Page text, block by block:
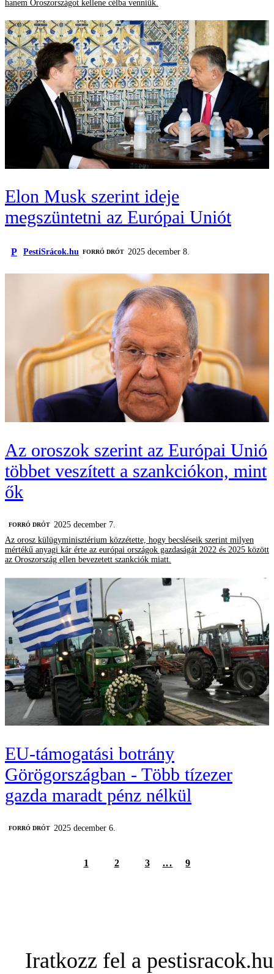
hanem Oroszországot kellene célba venniük.
Elon Musk szerint ideje
megszüntetni az Európai Uniót
P PestiSrácok.hu FORRÓ DRÓT 2025 december 8.
Az oroszok szerint az Európai Unió
többet veszített a szankciókon, mint
ők
FORRÓ DRÓT 2025 december 7.
Az orosz külügyminisztérium közzétette, hogy becsléseik szerint milyen
mértékű anyagi kár érte az európai országok gazdaságát 2022 és 2025 között
az Oroszország ellen bevezetett szankciók miatt.
EU-támogatási botrány
Görögországban - Több tízezer
gazda maradt pénz nélkül
FORRÓ DRÓT 2025 december 6.
1 2 3 ... 9
Iratkozz fel a pestisracok.hu